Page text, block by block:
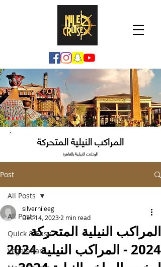
المراكب النيلية المتحركة
الرحلات النيلية بالقاهرة
Post
All Posts
Quick & Easy
Vegetarian
All Posts
المراكب النيلية المتحركة
2024 - المراكب النيلية 2024
silvernileeg
Dec 14, 2023 2 min read